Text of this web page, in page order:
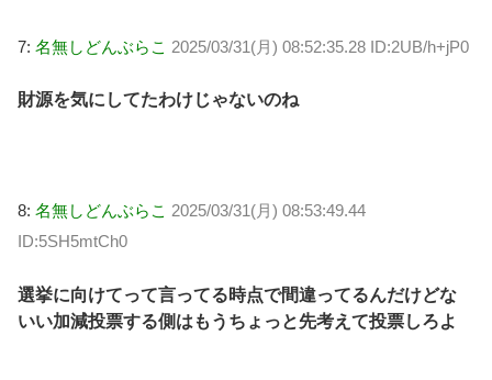
7: 名無しどんぶらこ 2025/03/31(月) 08:52:35.28 ID:2UB/h+jP0
財源を気にしてたわけじゃないのね
8: 名無しどんぶらこ 2025/03/31(月) 08:53:49.44
ID:5SH5mtCh0
選挙に向けてって言ってる時点で間違ってるんだけどな
いい加減投票する側はもうちょっと先考えて投票しろよ